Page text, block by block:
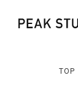
TOP